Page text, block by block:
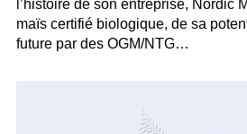
l’histoire de son entreprise, Nordic
maïs certifié biologique, de sa
future par des OGM/NTG…